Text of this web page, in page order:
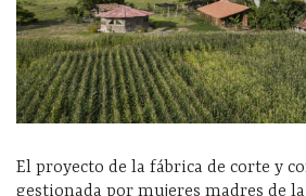
El proyecto de la fábrica de corte y
gestionada por mujeres madres de